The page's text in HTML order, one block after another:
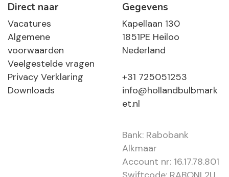
Direct naar
Vacatures
Algemene
voorwaarden
Veelgestelde vragen
Privacy Verklaring
Downloads
Gegevens
Kapellaan 130
1851PE Heiloo
Nederland
+31 725051253
info@hollandbulbmark
et.nl
Bank: Rabobank
Alkmaar
Account nr: 16.17.78.801